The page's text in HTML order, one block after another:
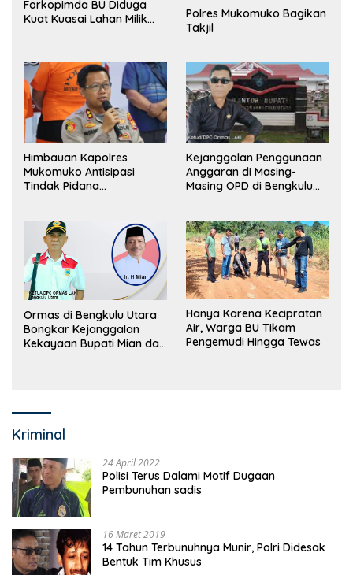
Forkopimda BU Diduga
Kuat Kuasai Lahan Milik
Polres Mukomuko Bagikan
Takjil
Himbauan Kapolres
Mukomuko Antisipasi
Tindak Pidana
Kejanggalan Penggunaan
Anggaran di Masing-
Masing OPD di Bengkulu
Ormas di Bengkulu Utara
Bongkar Kejanggalan
Kekayaan Bupati Mian dan
Hanya Karena Kecipratan
Air, Warga BU Tikam
Pengemudi Hingga Tewas
Kriminal
24 April 2022
Polisi Terus Dalami Motif Dugaan
Pembunuhan sadis
16 Maret 2019
14 Tahun Terbunuhnya Munir, Polri Didesak
Bentuk Tim Khusus